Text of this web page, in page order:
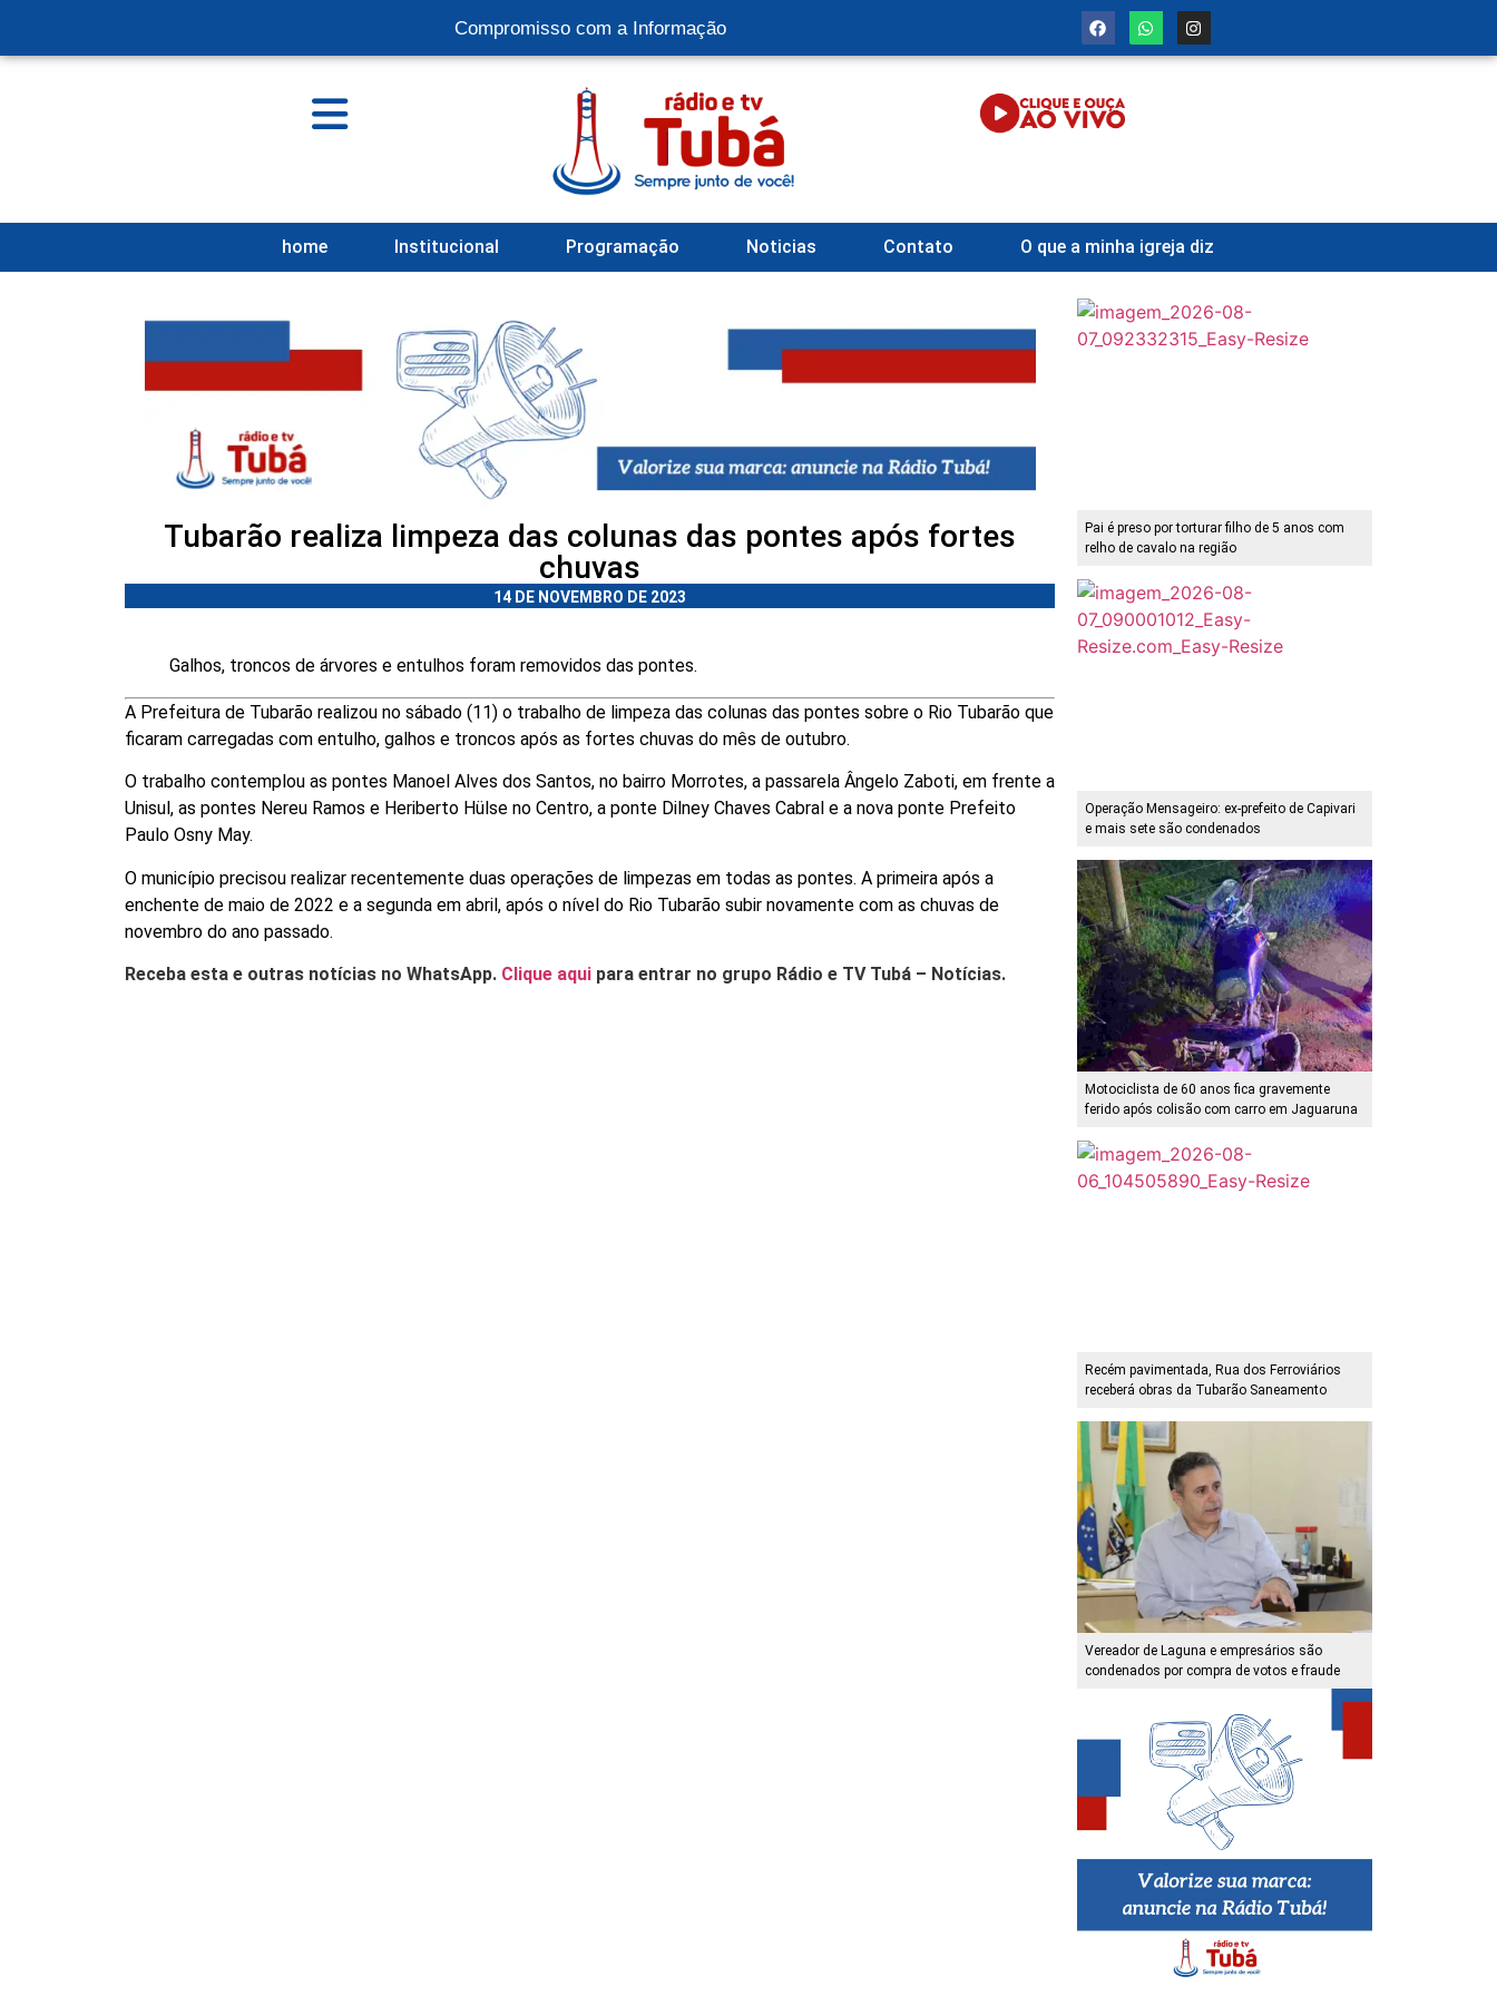
Compromisso com a Informação
home Institucional Programação Noticias Contato O que a minha igreja diz
Tubarão realiza limpeza das colunas das pontes após fortes
chuvas
14 DE NOVEMBRO DE 2023
Galhos, troncos de árvores e entulhos foram removidos das pontes.
A Prefeitura de Tubarão realizou no sábado (11) o trabalho de limpeza das colunas das pontes sobre o Rio Tubarão que
ficaram carregadas com entulho, galhos e troncos após as fortes chuvas do mês de outubro.
O trabalho contemplou as pontes Manoel Alves dos Santos, no bairro Morrotes, a passarela Ângelo Zaboti, em frente a
Unisul, as pontes Nereu Ramos e Heriberto Hülse no Centro, a ponte Dilney Chaves Cabral e a nova ponte Prefeito
Paulo Osny May.
O município precisou realizar recentemente duas operações de limpezas em todas as pontes. A primeira após a
enchente de maio de 2022 e a segunda em abril, após o nível do Rio Tubarão subir novamente com as chuvas de
novembro do ano passado.
Receba esta e outras notícias no WhatsApp. Clique aqui para entrar no grupo Rádio e TV Tubá – Notícias.
Pai é preso por torturar filho de 5 anos com
relho de cavalo na região
Operação Mensageiro: ex-prefeito de Capivari
e mais sete são condenados
Motociclista de 60 anos fica gravemente
ferido após colisão com carro em Jaguaruna
Recém pavimentada, Rua dos Ferroviários
receberá obras da Tubarão Saneamento
Vereador de Laguna e empresários são
condenados por compra de votos e fraude